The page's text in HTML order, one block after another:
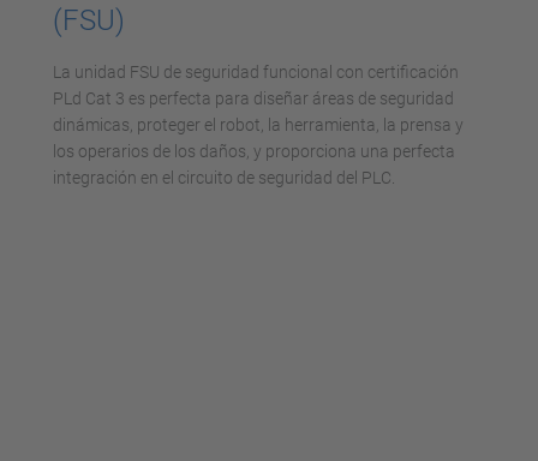
(FSU)
La unidad FSU de seguridad funcional con certificación
PLd Cat 3 es perfecta para diseñar áreas de seguridad
dinámicas, proteger el robot, la herramienta, la prensa y
los operarios de los daños, y proporciona una perfecta
integración en el circuito de seguridad del PLC.